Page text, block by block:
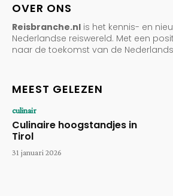
OVER ONS
Reisbranche.nl is het kennis- en
Nederlandse reiswereld. Met een
naar de toekomst van de
MEEST GELEZEN
culinair
Culinaire hoogstandjes in
Tirol
31 januari 2026